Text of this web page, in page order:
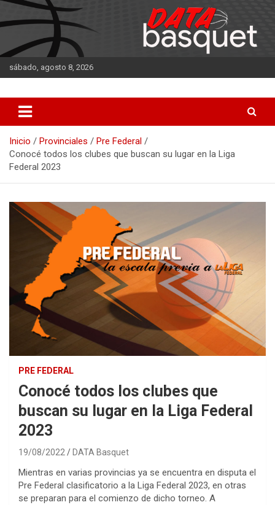
Saltar
al
contenido
sábado, agosto 8, 2026
DATA Basquet
Inicio Provinciales
Pre Federal
Conocé todos los clubes que buscan su lugar en la Liga
Federal 2023
PRE FEDERAL
Conocé todos los clubes que
buscan su lugar en la Liga Federal
2023
19/08/2022 DATA Basquet
Mientras en varias provincias ya se encuentra en disputa el
Pre Federal clasificatorio a la Liga Federal 2023, en otras
se preparan para el comienzo de dicho torneo. A